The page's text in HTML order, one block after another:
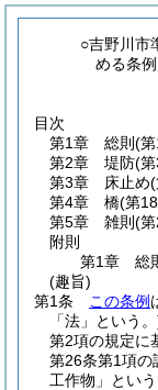
○吉野川市
める条例
目次
第1章
総則 (
第2章
堤防(
第3章
床止め
第4章
橋(第
第5章
雑則 (
附則
第1章
総
(趣旨)
第1条
この条例
「法」という
第2項の規定に
第26条第1項の
工作物」とい